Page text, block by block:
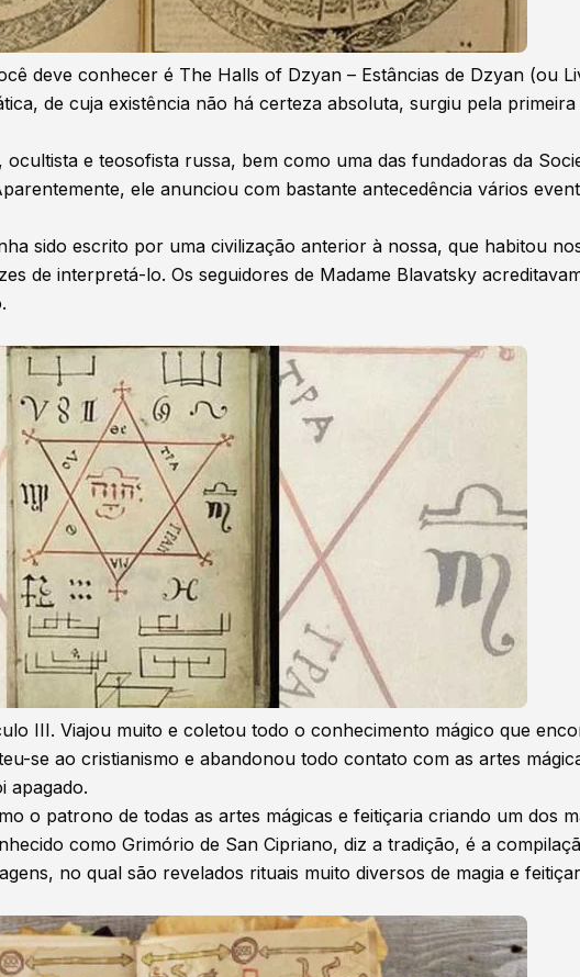
deve conhecer é The Halls of Dzyan – Estâncias de Dzyan (ou
de cuja existência não há certeza absoluta, surgiu pela primeira
e teosofista russa, bem como uma das fundadoras da
ele anunciou com bastante antecedência vários
sido escrito por uma civilização anterior à nossa, que habitou
de interpretá-lo. Os seguidores de Madame Blavatsky
III. Viajou muito e coletou todo o conhecimento mágico que
se ao cristianismo e abandonou todo contato com as artes
apagado.
o patrono de todas as artes mágicas e feitiçaria criando um dos
como Grimório de San Cipriano, diz a tradição, é a
no qual são revelados rituais muito diversos de magia e